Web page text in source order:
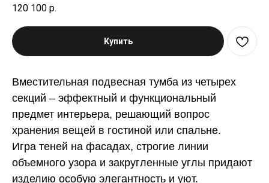
120 100 р.
Купить
Вместительная подвесная тумба из четырех
секций – эффектный и функциональный
предмет интерьера, решающий вопрос
хранения вещей в гостиной или спальне.
Игра теней на фасадах, строгие линии
объемного узора и закругленные углы придают
изделию особую элегантность и уют.